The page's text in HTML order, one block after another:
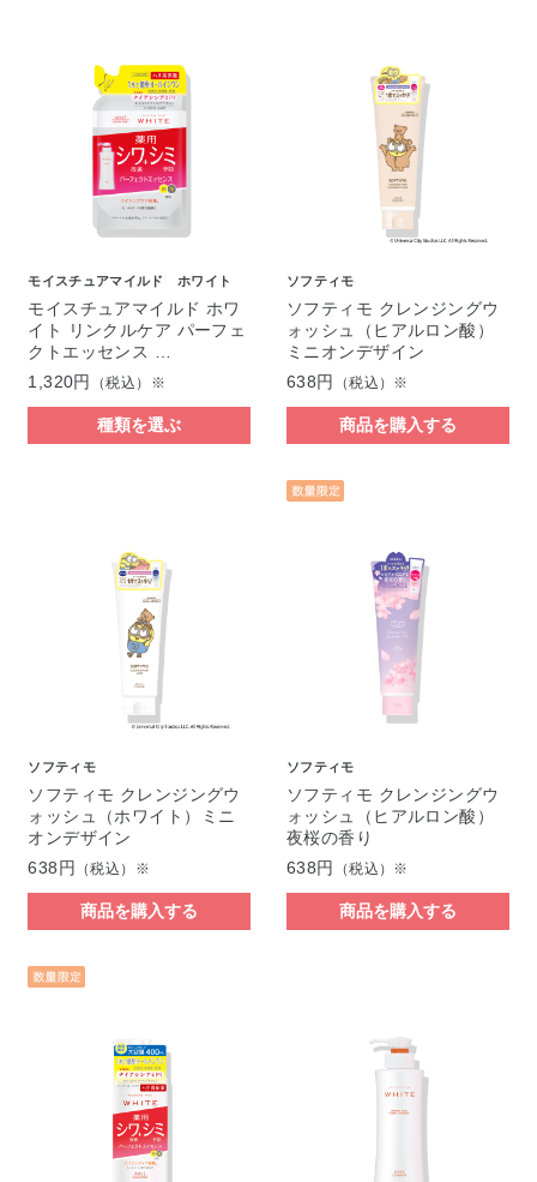
モイスチュアマイルド ホワイト
モイスチュアマイルド ホワ
イト リンクルケア パーフェ
クトエッセンス …
1,320円
（税込）※
種類を選ぶ
ソフティモ
ソフティモ クレンジングウ
ォッシュ（ヒアルロン酸）
ミニオンデザイン
638円
（税込）※
商品を購入する
ソフティモ
ソフティモ クレンジングウ
ォッシュ（ホワイト）ミニ
オンデザイン
638円
（税込）※
商品を購入する
ソフティモ
ソフティモ クレンジングウ
ォッシュ（ヒアルロン酸）
夜桜の香り
638円
（税込）※
商品を購入する